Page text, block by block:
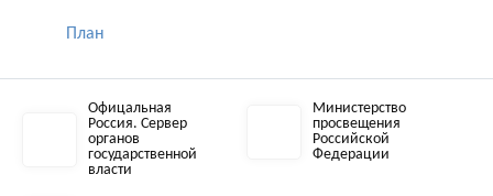
План
Офицальная
Россия. Сервер
органов
государственной
власти
Министерство
просвещения
Российской
Федерации